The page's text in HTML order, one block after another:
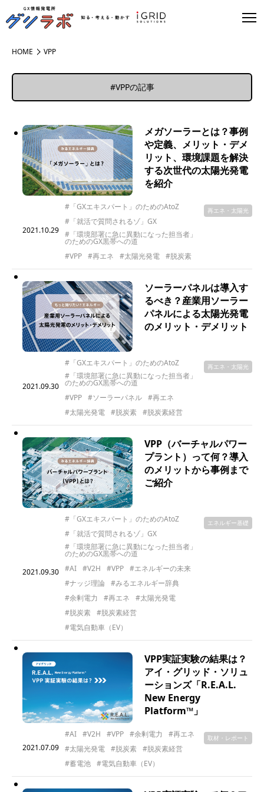
HOME VPP
#VPPの記事
メガソーラーとは？事例
や定義、メリット・デメ
リット、環境課題を解決
する次世代の太陽光発電
を紹介
2021.10.29
#「GXエキスパート」のためのAtoZ
#「就活で質問されるゾ」GX
#「環境部署に急に異動になった担当者」
のためのGX黒帯への道
#VPP
#再エネ #太陽光発電 #脱炭素
再エネ・太陽光
ソーラーパネルは導入す
るべき？産業用ソーラー
パネルによる太陽光発電
のメリット・デメリット
2021.09.30
#「GXエキスパート」のためのAtoZ
#「環境部署に急に異動になった担当者」
のためのGX黒帯への道
#VPP
#ソーラーパネル
#再エネ
#太陽光発電
#脱炭素 #脱炭素経営
再エネ・太陽光
VPP（バーチャルパワー
プラント）って何？導入
のメリットから事例まで
ご紹介
2021.09.30
#「GXエキスパート」のためのAtoZ
#「就活で質問されるゾ」GX
#「環境部署に急に異動になった担当者」
のためのGX黒帯への道
#AI
#V2H #VPP
#エネルギーの未来
#ナッジ理論
#みるエネルギー辞典
#余剰電力
#再エネ
#太陽光発電
#脱炭素
#脱炭素経営
#電気自動車（EV）
エネルギー基礎
VPP実証実験の結果は？
アイ・グリッド・ソリュ
ーションズ「R.E.A.L.
New Energy
Platform™」
2021.07.09
#AI #V2H #VPP #余剰電力
#再エネ
#太陽光発電
#脱炭素
#脱炭素経営
#蓄電池
#電気自動車（EV）
取材・レポート